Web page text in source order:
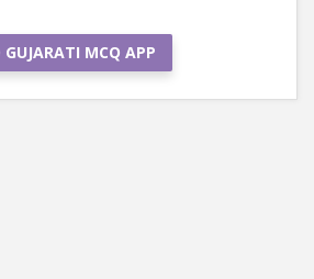
MCQ APP